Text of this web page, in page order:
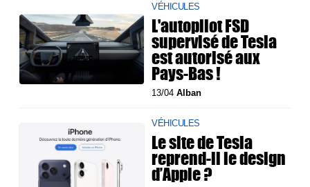
VÉHICULES
L'autopilot FSD
supervisé de Tesla
est autorisé aux
Pays-Bas !
13/04Alban
VÉHICULES
Le site de Tesla
reprend-il le design
d’Apple ?